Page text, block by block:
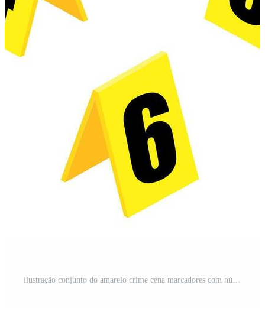
ilustração conjunto do amarelo crime cena marcadores com números. Vetor Pro